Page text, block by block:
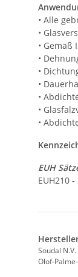
• Alle
•
• Gemäß
•
•
•
•
•
•
EUH
EUH210
Soudal
Olof-